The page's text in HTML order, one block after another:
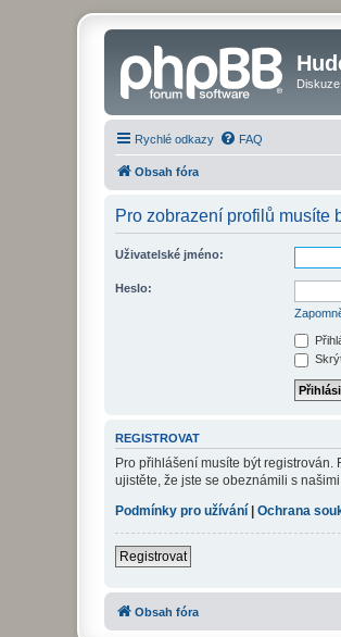
Rychlé odkazy FAQ
Obsah fóra
Pro zobrazení profilů musíte
Uživatelské jméno:
Heslo:
REGISTROVAT
Pro přihlášení musíte být
ujistěte, že jste se obeznámili s
Podmínky pro užívání
Ochrana
Registrovat
Obsah fóra